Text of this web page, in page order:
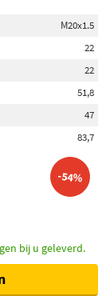
M20x1.5
22
22
51,8
47
83,7
-54%
bij u geleverd.